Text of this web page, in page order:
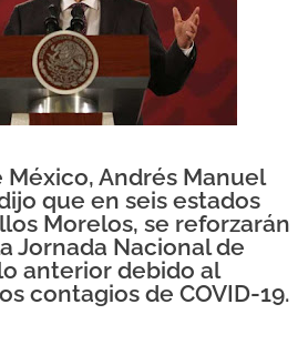
Andrés Manuel
que en seis estados
Morelos, se reforzarán
Jornada Nacional de
anterior debido al
contagios de COVID-19.